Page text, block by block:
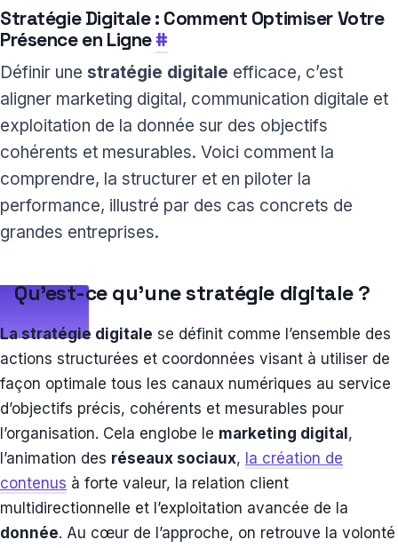
Stratégie Digitale : Comment Optimiser Votre
Présence en Ligne#
Définir une stratégie digitale efficace, c’est
aligner marketing digital, communication digitale et
exploitation de la donnée sur des objectifs
cohérents et mesurables. Voici comment la
comprendre, la structurer et en piloter la
performance, illustré par des cas concrets de
grandes entreprises.
Qu’est-ce qu’une stratégie digitale ?
La stratégie digitale se définit comme l’ensemble des
actions structurées et coordonnées visant à utiliser de
façon optimale tous les canaux numériques au service
d’objectifs précis, cohérents et mesurables pour
l’organisation. Cela englobe le marketing digital ,
l’animation des réseaux sociaux, la création de
contenus à forte valeur, la relation client
multidirectionnelle et l’exploitation avancée de la
donnée. Au cœur de l’approche, on retrouve la volonté